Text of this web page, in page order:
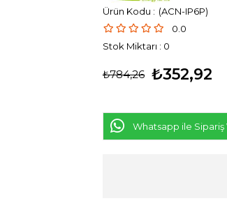
(ACN-IP6P)
0.0
Stok Miktarı : 0
₺784,26 ₺352,92
Whatsapp ile Sipariş